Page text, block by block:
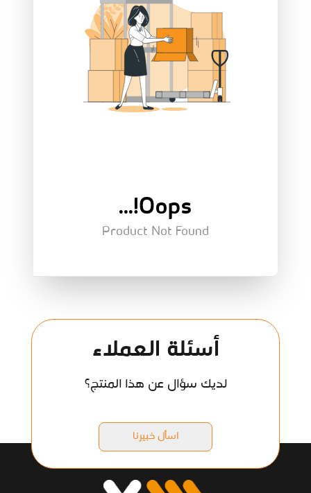
Oops!...
Product Not Found
أسئلة العملاء
لديك سؤال عن هذا المنتج؟
اسأل خبيرنا